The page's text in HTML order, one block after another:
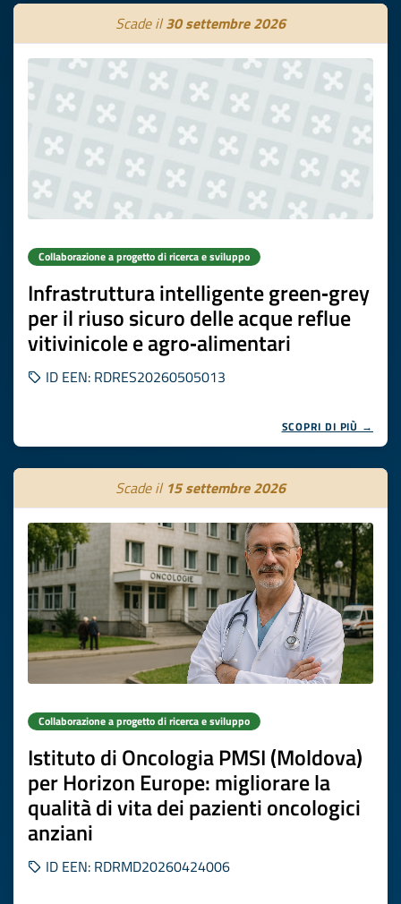
Scade il30 settembre 2026
Collaborazione a progetto di ricerca e sviluppo
Infrastruttura intelligente green‑grey
per il riuso sicuro delle acque reflue
vitivinicole e agro‑alimentari
ID EEN: RDRES20260505013
SCOPRI DI PIÙ →
Scade il 15 settembre 2026
Collaborazione a progetto di ricerca e sviluppo
Istituto di Oncologia PMSI (Moldova)
per Horizon Europe: migliorare la
qualità di vita dei pazienti oncologici
anziani
ID EEN: RDRMD20260424006